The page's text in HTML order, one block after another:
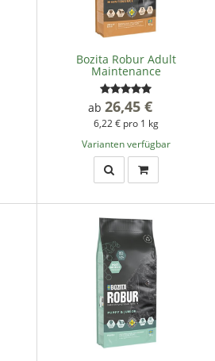
Bozita Robur Adult
Maintenance
ab 26,45 €
6,22 € pro 1 kg
Varianten verfügbar